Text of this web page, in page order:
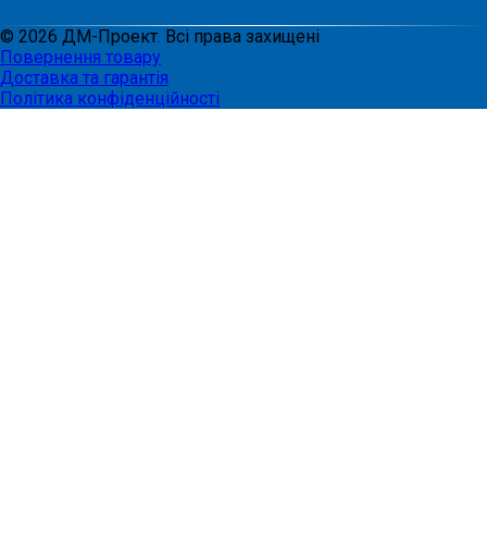
© 2026 ДМ-Проект. Всі права захищені
Повернення товару
Доставка та гарантія
Політика конфіденційності